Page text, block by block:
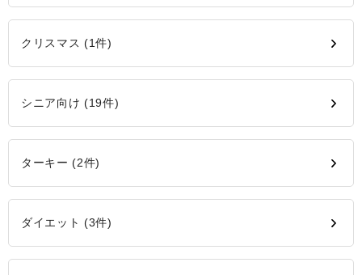
クリスマス (1件)
シニア向け (19件)
ターキー (2件)
ダイエット (3件)